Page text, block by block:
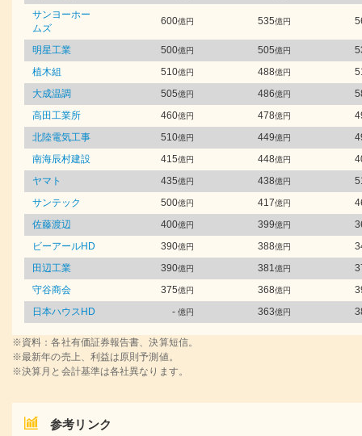
サンヨーホー
ムズ
600億円 535億円
明星工業 500億円 505億円
植木組
510億円 488億円
大成温調
505億円 486億円
高田工業所
460億円 478億円
北陸電気工事
510億円 449億円
南海辰村建設
415億円 448億円
ヤマト
435億円 438億円
サンテック
500億円 417億円
佐藤渡辺
400億円 399億円
ビーアールHD
390億円 388億円
田辺工業
390億円 381億円
守谷商会
375億円 368億円
日本ハウスHD
- 億円 363億円
※資料：各社有価証券報告書、決算短信。
※最新年の売上、利益は原則予測値。
※決算月と会計基準は各社異なります。
参考リンク